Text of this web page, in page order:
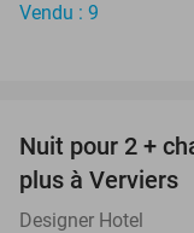
Vendu : 9
Nuit pour 2 +
plus à Verviers
Designer Hotel